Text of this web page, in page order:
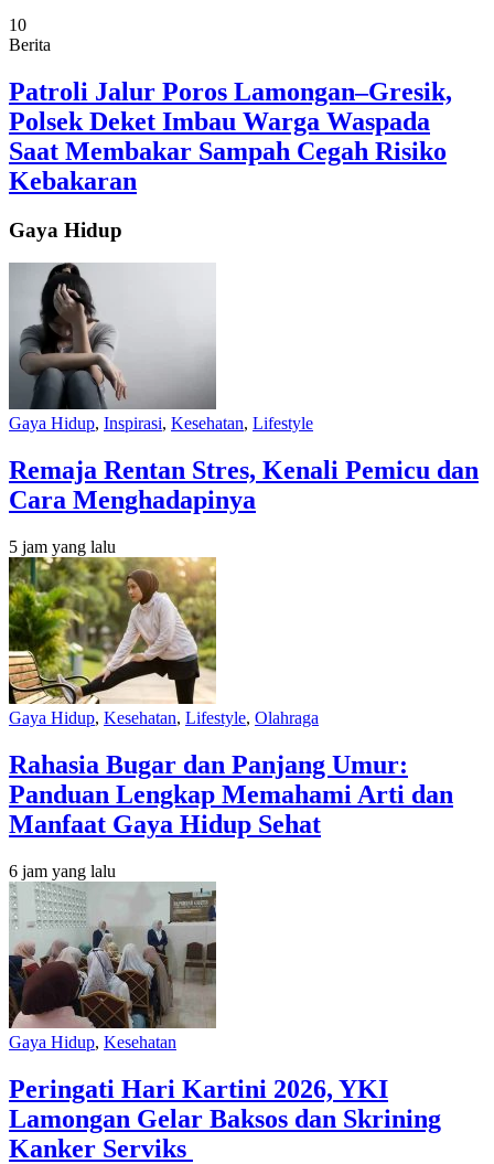
10
Berita
Patroli Jalur Poros Lamongan–Gresik,
Polsek Deket Imbau Warga Waspada
Saat Membakar Sampah Cegah Risiko
Kebakaran
Gaya Hidup
Gaya Hidup, Inspirasi, Kesehatan, Lifestyle
Remaja Rentan Stres, Kenali Pemicu dan
Cara Menghadapinya
5 jam yang lalu
Gaya Hidup, Kesehatan, Lifestyle, Olahraga
Rahasia Bugar dan Panjang Umur:
Panduan Lengkap Memahami Arti dan
Manfaat Gaya Hidup Sehat
6 jam yang lalu
Gaya Hidup, Kesehatan
Peringati Hari Kartini 2026, YKI
Lamongan Gelar Baksos dan Skrining
Kanker Serviks